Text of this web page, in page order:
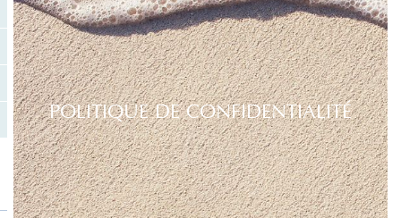
POLITIQUE DE CONFIDENTIALITÉ